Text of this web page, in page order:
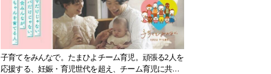
子育てをみんなで。たまひよチーム育児。頑張る2人を
応援する、妊娠・育児世代を超え、チーム育児に共感